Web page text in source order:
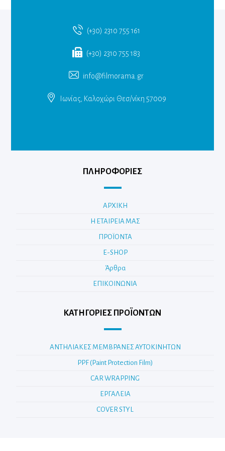
(+30) 2310 755 161
(+30) 2310 755 183
info@filmorama.gr
Ιωνίας, Καλοχώρι Θεσ/νίκη 57009
ΠΛΗΡΟΦΟΡΙΕΣ
ΑΡΧΙΚΗ
Η ΕΤΑΙΡΕΙΑ ΜΑΣ
ΠΡΟΪΟΝΤΑ
E-SHOP
Άρθρα
ΕΠΙΚΟΙΝΩΝΙΑ
ΚΑΤΗΓΟΡΊΕΣ ΠΡΟΪΌΝΤΩΝ
ΑΝΤΗΛΙΑΚΕΣ ΜΕΜΒΡΑΝΕΣ ΑΥΤΟΚΙΝΗΤΩΝ
PPF (Paint Protection Film)
CAR WRAPPING
ΕΡΓΑΛΕΙΑ
COVER STYL